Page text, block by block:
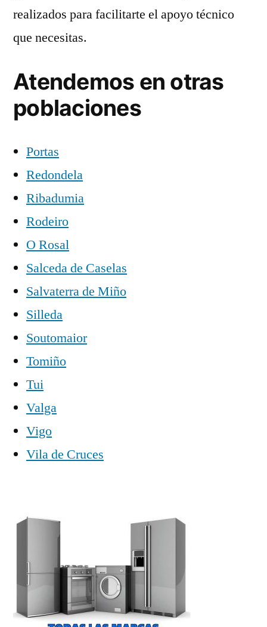
realizados para facilitarte el apoyo técnico
que necesitas.
Atendemos en otras
poblaciones
Portas
Redondela
Ribadumia
Rodeiro
O Rosal
Salceda de Caselas
Salvaterra de Miño
Silleda
Soutomaior
Tomiño
Tui
Valga
Vigo
Vila de Cruces